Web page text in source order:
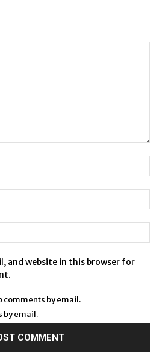
and website in this browser for
by email.
by email.